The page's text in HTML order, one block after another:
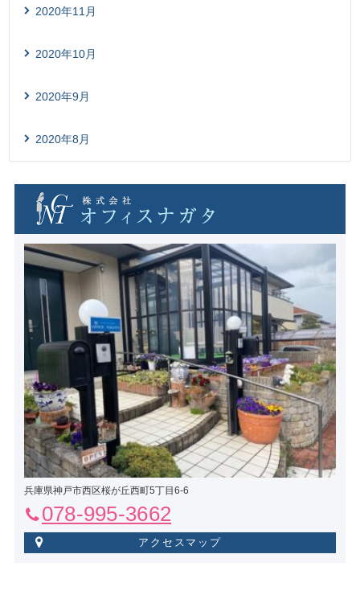
2020年11月
2020年10月
2020年9月
2020年8月
兵庫県神戸市西区桜が丘西町5丁目6-6
078-995-3662
アクセスマップ